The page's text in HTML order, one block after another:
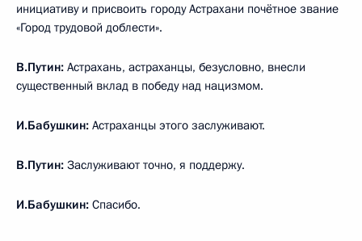
инициативу и присвоить городу Астрахани почётное звание
«Город трудовой доблести».
В.Путин: Астрахань, астраханцы, безусловно, внесли
существенный вклад в победу над нацизмом.
И.Бабушкин: Астраханцы этого заслуживают.
В.Путин: Заслуживают точно, я поддержу.
И.Бабушкин: Спасибо.